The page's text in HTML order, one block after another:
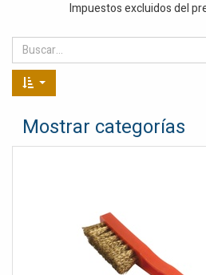
Impuestos excluidos del
Mostrar categorías